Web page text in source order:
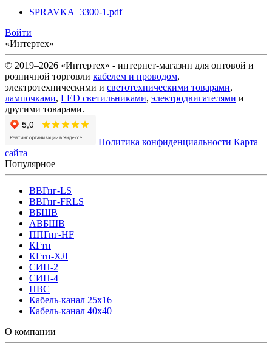
SPRAVKA_3300-1.pdf
Войти
«Интертех»
© 2019–2026 «Интертех» - интернет-магазин для оптовой и
розничной торговли кабелем и проводом,
электротехническими и светотехническими товарами,
лампочками, LED светильниками, электродвигателями и
другими товарами.
Политика конфиденциальности Карта
сайта
Популярное
ВВГнг-LS
ВВГнг-FRLS
ВБШВ
АВБШВ
ППГнг-HF
КГтп
КГтп-ХЛ
СИП-2
СИП-4
ПВС
Кабель-канал 25х16
Кабель-канал 40х40
О компании